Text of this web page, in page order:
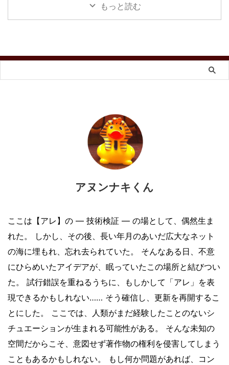
もっと読む
アヌンナキくん
ここは【アレ】の ― 技術検証 ― の場として、偶然生ま
れた。 しかし、その後、長い年月のあいだ広大なネット
の海に埋もれ、忘れ去られていた。 そんなある日、不意
にひらめいたアイデアが、眠っていたこの場所と結びつい
た。 試行錯誤を重ねるうちに、もしかして「アレ」を表
現できるかもしれない…… そう確信し、更新を再開するこ
とにした。 ここでは、人類がまだ経験したことのないシ
チュエーションが生まれる可能性がある。 そんな未知の
空間だからこそ、意図せず著作物の権利を侵害してしまう
こともあるかもしれない。 もし何か問題があれば、コン